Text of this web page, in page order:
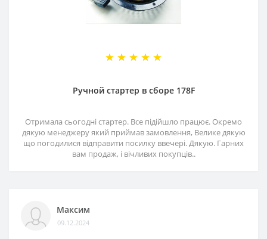
Ручной стартер в сборе 178F
Отримала сьогодні стартер. Все підійшло працює. Окремо
дякую менеджеру який приймав замовлення, Велике дякую
що погодилися відправити посилку ввечері. Дякую. Гарних
вам продаж, і вічливих покупців..
Максим
09.12.2024